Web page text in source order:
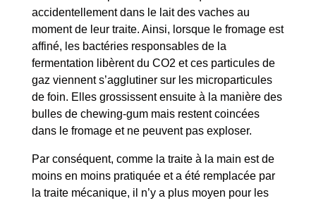
accidentellement dans le lait des vaches au
moment de leur traite. Ainsi, lorsque le fromage est
affiné, les bactéries responsables de la
fermentation libèrent du CO2 et ces particules de
gaz viennent s’agglutiner sur les microparticules
de foin. Elles grossissent ensuite à la manière des
bulles de chewing-gum mais restent coincées
dans le fromage et ne peuvent pas exploser.
Par conséquent, comme la traite à la main est de
moins en moins pratiquée et a été remplacée par
la traite mécanique, il n’y a plus moyen pour les